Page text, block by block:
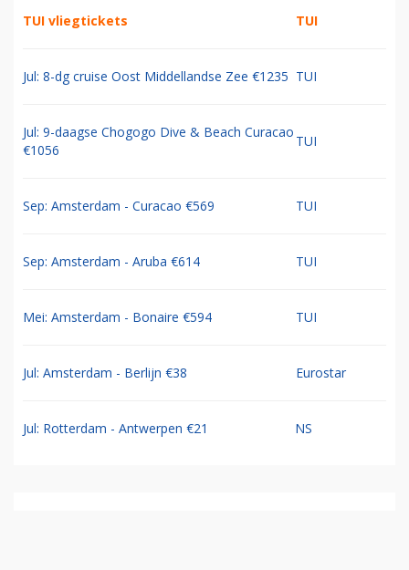
TUI vliegtickets TUI
Jul: 8-dg cruise Oost Middellandse Zee €1235 TUI
Jul: 9-daagse Chogogo Dive & Beach Curacao
€1056
TUI
Sep: Amsterdam - Curacao €569 TUI
Sep: Amsterdam - Aruba €614 TUI
Mei: Amsterdam - Bonaire €594 TUI
Jul: Amsterdam - Berlijn €38 Eurostar
Jul: Rotterdam - Antwerpen €21 NS